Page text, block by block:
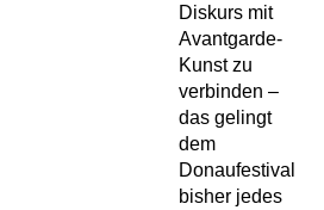
Diskurs mit
Avantgarde-
Kunst zu
verbinden –
das gelingt
dem
Donaufestival
bisher jedes